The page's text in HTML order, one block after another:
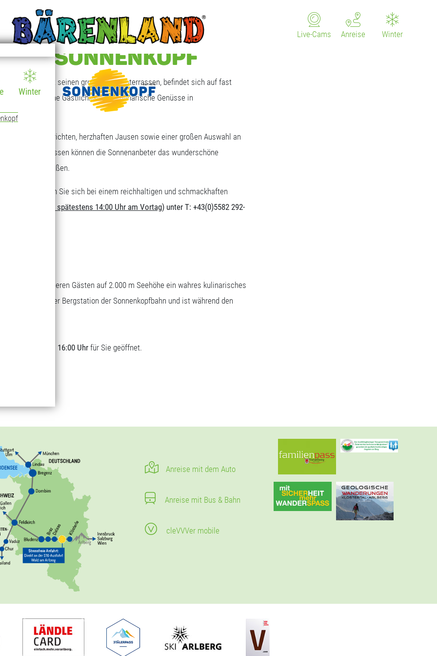
Winter
Winter
Anreise
Live-Cams
AM SONNENKOPF
Sonnenkopf mit seinen großen Sonnenterrassen, befindet sich auf fast
die freundliche Gastlichkeit und kulinarische Genüsse in
Tagesgerichten, herzhaften Jausen sowie einer großen Auswahl an
Sonnenterrassen können die Sonnenanbeter das wunderschöne
genießen.
Art. Stärken Sie sich bei einem reichhaltigen und schmackhaften
( bis spätestens 14:00 Uhr am Vortag) unter T: +43(0)5582 292-
bietet unseren Gästen auf 2.000 m Seehöhe ein wahres kulinarisches
direkt bei der Bergstation der Sonnenkopfbahn und ist während den
09:00 bis 16:00 Uhrfür Sie geöffnet.
Anreise mit dem Auto
Anreise mit Bus & Bahn
cleVVVer mobile